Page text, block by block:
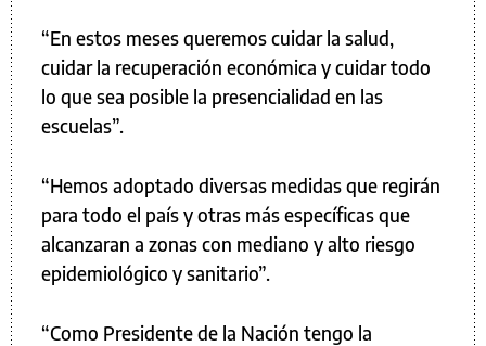
“En estos meses queremos cuidar la salud,
cuidar la recuperación económica y cuidar todo
lo que sea posible la presencialidad en las
escuelas”.
“Hemos adoptado diversas medidas que regirán
para todo el país y otras más específicas que
alcanzaran a zonas con mediano y alto riesgo
epidemiológico y sanitario”.
“Como Presidente de la Nación tengo la